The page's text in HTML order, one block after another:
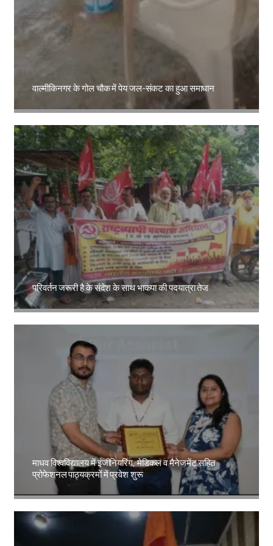
वाल्मीकिनगर के गोल चौक में पेय जल-संकट का हुआ समाधान
परिवर्तन जरूरी है के संदेश के साथ भाकपा की पदयात्रा तेज
Amit Lekh
माधव विश्वविद्यालय में इंजीनियरिंग, मेडिकल व मैनेजमेंट सहित
प्रोफेशनल पाठ्यक्रमों में प्रवेश शुरू
Amit Lekh